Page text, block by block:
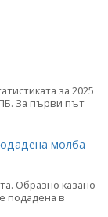
за 2025
За първи път
молба
Образно казано
подадена в